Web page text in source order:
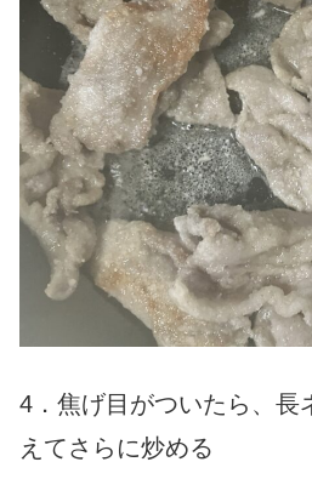
4．焦げ目がついたら、長
えてさらに炒める